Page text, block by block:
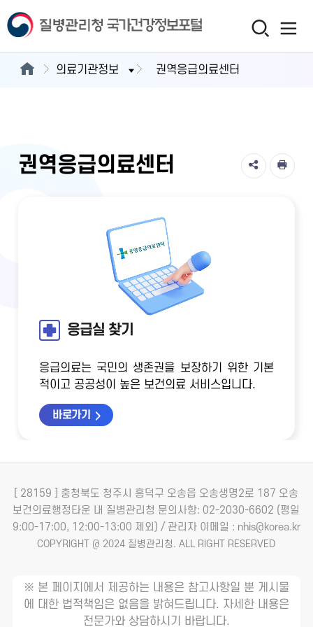
의료기관정보 권역응급의료센터
권역응급의료센터
응급실 찾기
응급의료는 국민의 생존권을 보장하기 위한 기본
적이고 공공성이 높은 보건의료 서비스입니다.
바로가기
[ 28159 ] 충청북도 청주시 흥덕구 오송읍 오송생명2로 187 오송
보건의료행정타운 내 질병관리청 문의사항: 02-2030-6602 (평일
9:00-17:00, 12:00-13:00 제외) / 관리자 이메일 : nhis@korea.kr
COPYRIGHT @ 2024 질병관리청. ALL RIGHT RESERVED
※ 본 페이지에서 제공하는 내용은 참고사항일 뿐 게시물
에 대한 법적책임은 없음을 밝혀드립니다. 자세한 내용은
전문가와 상담하시기 바랍니다.